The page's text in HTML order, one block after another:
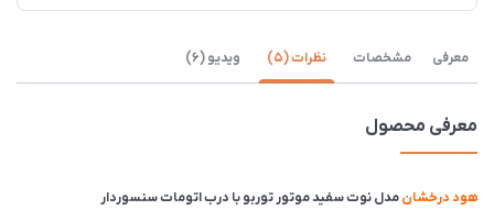
معرفی مشخصات نظرات (5) ویدیو (6)
معرفی محصول
هود درخشانمدل نوت سفید موتور توربو با درب اتومات سنسوردار